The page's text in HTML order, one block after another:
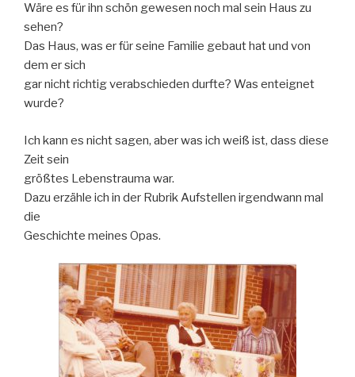
Wäre es für ihn schön gewesen noch mal sein Haus zu
sehen?
Das Haus, was er für seine Familie gebaut hat und von
dem er sich
gar nicht richtig verabschieden durfte? Was enteignet
wurde?
Ich kann es nicht sagen, aber was ich weiß ist, dass diese
Zeit sein
größtes Lebenstrauma war.
Dazu erzähle ich in der Rubrik Aufstellen irgendwann mal
die
Geschichte meines Opas.